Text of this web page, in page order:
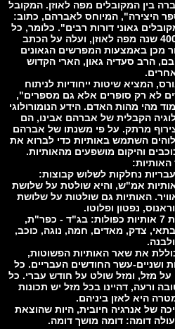
המקובלים מפה לאוזן. המקובל
המיוחס לאברהם, כתוב:
גאוני דורות רבים". כלומר, כל
הידע הנסתר עבר במשך כ-4000 שנה מפה לאוזן, ועלה על הכתב
באמצעות המפרשים הגאונים
הרב סעדיה גאון, הארי הקדוש
שיטות ייחודיות לניתוח
רק סופרים אלא גם מספרים",
מהות האדם. הידע הנומורולוגי
הקבלית של אברהם אבינו, הם
מרתק. על פי משנתו של אברהם
השתמש באותיות כדי לברוא את
והיקום מושפעים מהאותיות.
נחלקות לשלוש קבוצות:
אמ"ש, והיא שולטת על שלושת
האותיות גם שולטות על שלושת
נפטון ופלוטו.
קבוצת האותיות השנייה כוללת 7 אותיות כפולות: בג"ד - כפר"ת,
צדק, מאדים, חמה, נוגה, כוכב,
את שאר האותיות הפשוטות,
עשר החודשים העבריים. כל
ומזל שולט על חודש עברי. כל
דהיינו בכל מזל יש תכונות
היא לאזן ביניהם.
אנרגיה חיובית, היות שהוצאת
דומה: דומה מושך דומה.